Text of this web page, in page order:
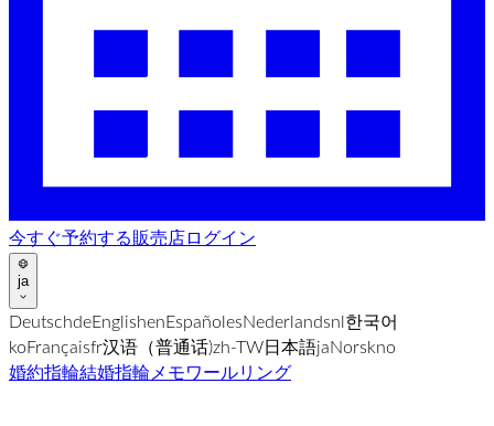
今すぐ予約する販売店ログイン
ja
DeutschdeEnglishenEspañolesNederlandsnl한국어
koFrançaisfr汉语（普通话)zh-TW日本語jaNorskno
婚約指輪結婚指輪メモワールリング